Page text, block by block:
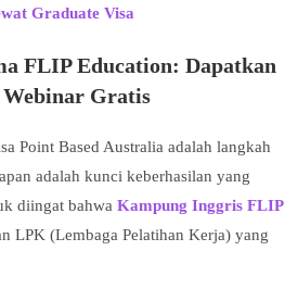
Graduate Visa
FLIP Education: Dapatkan
Gratis
Point Based Australia adalah langkah
adalah kunci keberhasilan yang
diingat bahwa Kampung Inggris FLIP
LPK (Lembaga Pelatihan Kerja) yang